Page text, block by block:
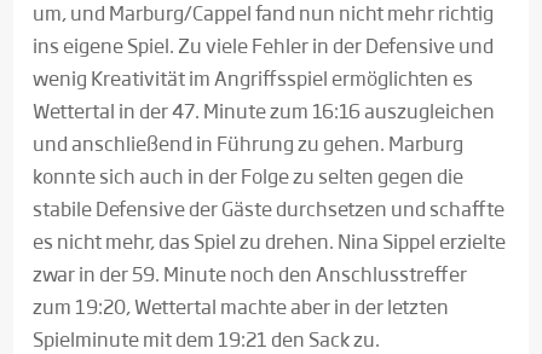
um, und Marburg/Cappel fand nun nicht mehr richtig
ins eigene Spiel. Zu viele Fehler in der Defensive und
wenig Kreativität im Angriffsspiel ermöglichten es
Wettertal in der 47. Minute zum 16:16 auszugleichen
und anschließend in Führung zu gehen. Marburg
konnte sich auch in der Folge zu selten gegen die
stabile Defensive der Gäste durchsetzen und schaffte
es nicht mehr, das Spiel zu drehen. Nina Sippel erzielte
zwar in der 59. Minute noch den Anschlusstreffer
zum 19:20, Wettertal machte aber in der letzten
Spielminute mit dem 19:21 den Sack zu.